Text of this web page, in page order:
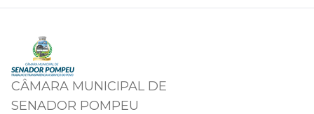
CÂMARA MUNICIPAL DE
SENADOR POMPEU